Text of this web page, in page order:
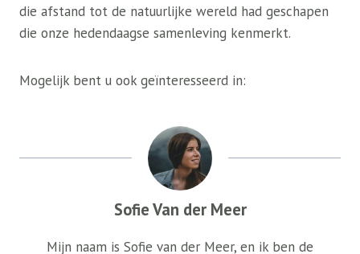
die afstand tot de natuurlijke wereld had geschapen
die onze hedendaagse samenleving kenmerkt.
Mogelijk bent u ook geïnteresseerd in:
Sofie Van der Meer
Mijn naam is Sofie van der Meer, en ik ben de